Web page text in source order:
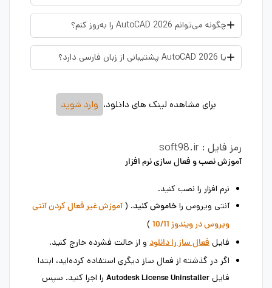
چگونه می‌توانم AutoCAD 2026 را به‌روز کنم؟
یا AutoCAD 2026 پشتیبانی از زبان فارسی دارد؟
برای مشاهده لینک های دانلود، وارد شوید
رمز فایل : soft98.ir
آموزش نصب و فعال سازی نرم افزار
نرم افزار را نصب کنید.
آنتی ویروس را خاموش کنید. (آموزش غیر فعال کردن آنتی
ویروس در ویندوز 10/11
)
فایل فعال ساز را دانلود و از حالت فشرده خارج کنید.
اگر در گذشته از فعال ساز دیگری استفاده کرده‌اید، ابتدا
فایل Autodesk License Uninstaller را اجرا کنید. سپس